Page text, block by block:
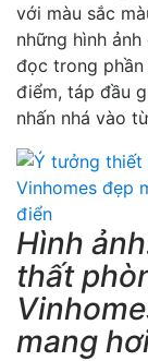
với màu sắc
những hình
đọc trong phần
điểm, táp đầu
nhấn nhá vào
Hình
thất
mang